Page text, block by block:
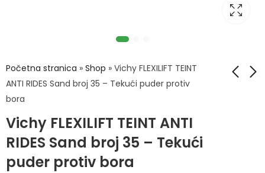
Početna stranica » Shop » Vichy FLEXILIFT TEINT
ANTI RIDES Sand broj 35 – Tekući puder protiv
bora
Vichy FLEXILIFT TEINT ANTI
RIDES Sand broj 35 – Tekući
puder protiv bora
ANTI RIDES Nude broj
25 - Tekući puder
protiv bora
51,90KM
ANTI RIDES Gold broj
45 - Tekući puder
protiv bora
51,90